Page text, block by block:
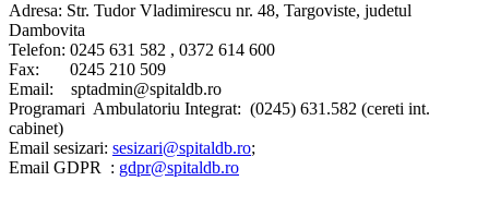
Adresa: Str. Tudor Vladimirescu nr. 48, Targoviste, judetul
Dambovita
Telefon: 0245 631 582 , 0372 614 600
Fax: 0245 210 509
Email: sptadmin@spitaldb.ro
Programari Ambulatoriu Integrat: (0245) 631.582 (cereti int.
cabinet)
Email sesizari: sesizari@spitaldb.ro;
Email GDPR : gdpr@spitaldb.ro